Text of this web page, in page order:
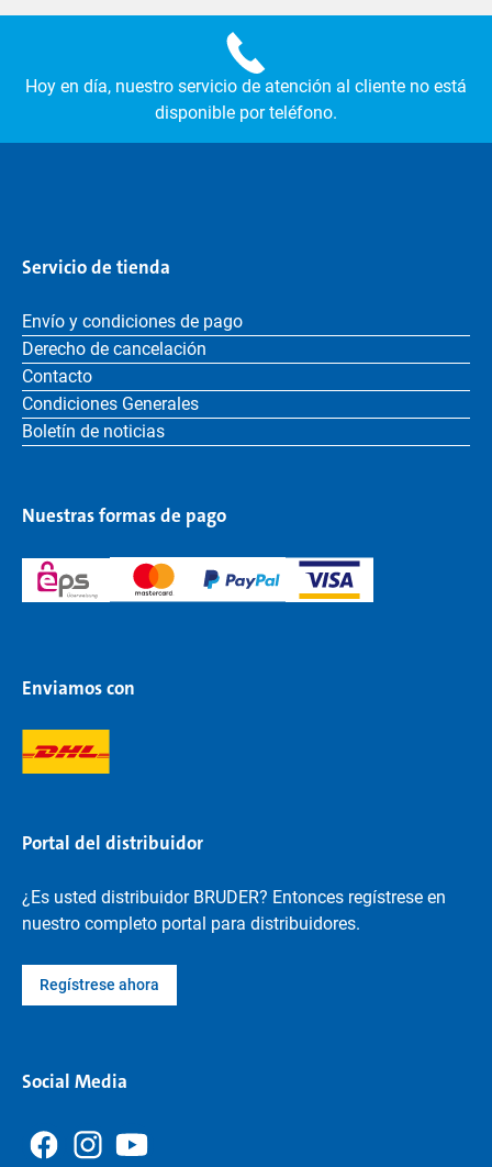
Hoy en día, nuestro servicio de atención al cliente no está
disponible por teléfono.
Servicio de tienda
Envío y condiciones de pago
Derecho de cancelación
Contacto
Condiciones Generales
Boletín de noticias
Nuestras formas de pago
Enviamos con
Portal del distribuidor
¿Es usted distribuidor BRUDER? Entonces regístrese en
nuestro completo portal para distribuidores.
Regístrese ahora
Social Media